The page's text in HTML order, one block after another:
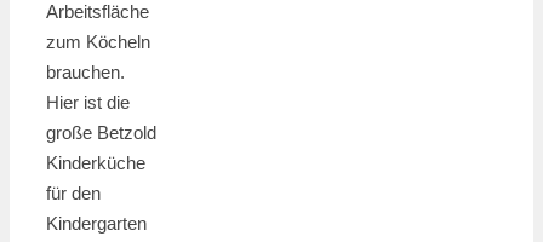
Arbeitsfläche
zum Köcheln
brauchen.
Hier ist die
große Betzold
Kinderküche
für den
Kindergarten